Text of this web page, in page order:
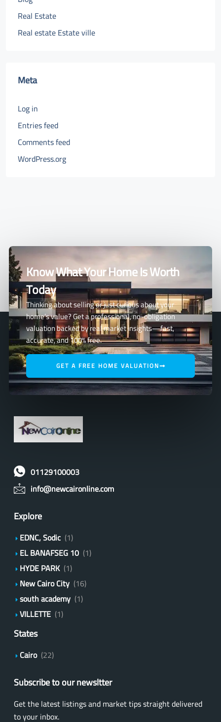
Real Estate
Real estate Estate ville
Meta
Log in
Entries feed
Comments feed
WordPress.org
Know What Your Home Is Worth
Today
Thinking about selling or just curious about your
home’s value? Get a professional, no-obligation
valuation backed by real market insights—fast,
accurate, and 100% free.
GET A FREE HOME VALUATION
01129100003
info@newcaironline.com
Explore
EDNC, Sodic (1)
EL BANAFSEG 10 (1)
HYDE PARK (1)
New Cairo City (16)
south academy (1)
VILLETTE (1)
States
Cairo (22)
Subscribe to our newsltter
Get the latest listings and market tips straight delivered
to your inbox.